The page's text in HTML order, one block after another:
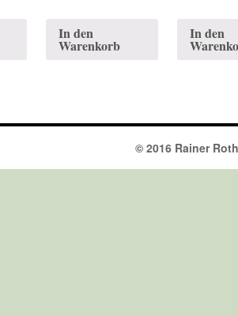
In den
Warenkorb
In den
© 2016 Rainer